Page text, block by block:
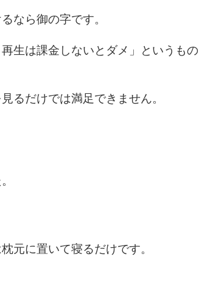
なら御の字です。
生は課金しないとダメ」というもの
るだけでは満足できません。
元に置いて寝るだけです。